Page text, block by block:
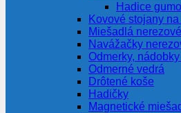
Hadice
Kovové stojany
Miešadlá nerezové
Navážačky
Odmerky,
Odmerné vedrá
Drôtené koše
Hadičky
Magnetické